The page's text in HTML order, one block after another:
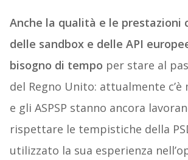
Anche la qualità e le prestazioni
delle sandbox e delle API
bisogno di tempo per stare al
del Regno Unito: attualmente
e gli ASPSP stanno ancora
rispettare le tempistiche della
utilizzato la sua esperienza